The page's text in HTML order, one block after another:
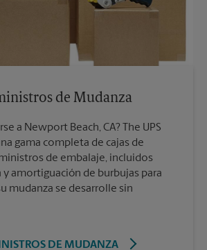
de Mudanza
a Newport Beach, CA? The UPS
gama completa de cajas de
de embalaje, incluidos
y amortiguación de burbujas para
mudanza se desarrolle sin
DE MUDANZA